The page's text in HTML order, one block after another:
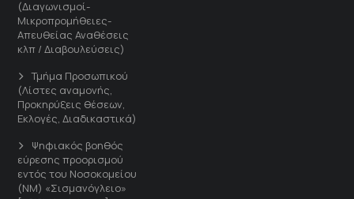
(Διαγωνισμοί-
Μικροπρομήθειες-
Απευθείας Αναθέσεις
κλπ / Διαβουλεύσεις)
Τμήμα Προσωπικού
(Λίστες αναμονής,
Προκηρύξεις θέσεων,
Εκλογές, Διαδικαστικά)
Ψηφιακός βοηθός
εύρεσης προορισμού
εντός του Νοσοκομείου
(ΝΜ) «Σισμανόγλειο»